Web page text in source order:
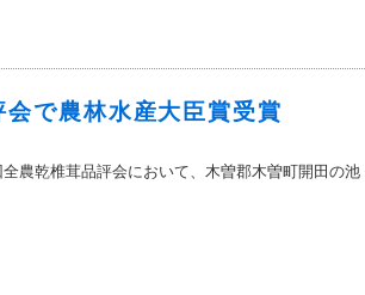
で農林水産大臣賞受賞
農乾椎茸品評会において、木曽郡木曽町開田の池